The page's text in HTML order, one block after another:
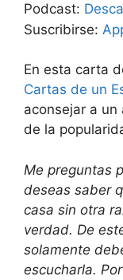
Podcast:
Suscribirse:
En esta carta
Cartas de un
aconsejar a
de la
Me preguntas
deseas saber
casa sin otra
verdad. De
solamente
escucharla.